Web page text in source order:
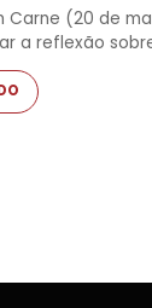
Carne (20 de
a reflexão